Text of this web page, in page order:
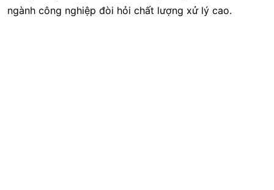
ngành công nghiệp đòi hỏi chất lượng xử lý cao.